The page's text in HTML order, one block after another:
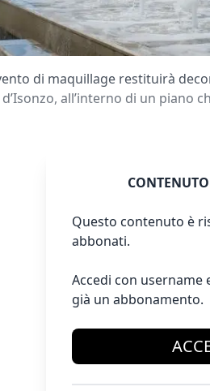
di maquillage restituirà
all’interno di un piano
Questo contenuto è
abbonati.
Accedi con username
già un abbonamento.